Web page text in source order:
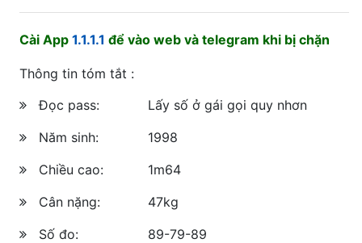
Cài App 1.1.1.1 để vào web và telegram khi bị chặn
Thông tin tóm tắt :
Đọc pass:
Lấy số ở gái gọi quy nhơn
Năm sinh:
1998
Chiều cao:
1m64
Cân nặng:
47kg
Số đo:
89-79-89